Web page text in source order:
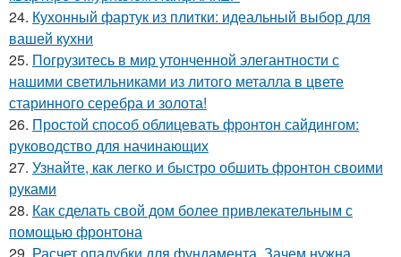
24. Кухонный фартук из плитки: идеальный выбор для
вашей кухни
25. Погрузитесь в мир утонченной элегантности с
нашими светильниками из литого металла в цвете
старинного серебра и золота!
26. Простой способ облицевать фронтон сайдингом:
руководство для начинающих
27. Узнайте, как легко и быстро обшить фронтон своими
руками
28. Как сделать свой дом более привлекательным с
помощью фронтона